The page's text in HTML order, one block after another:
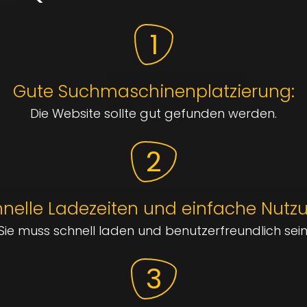
1
Gute Suchmaschinenplatzierung:
Die Website sollte gut gefunden werden.
2
Ladezeiten und einfache
muss schnell laden und benutzerfreundlich
3